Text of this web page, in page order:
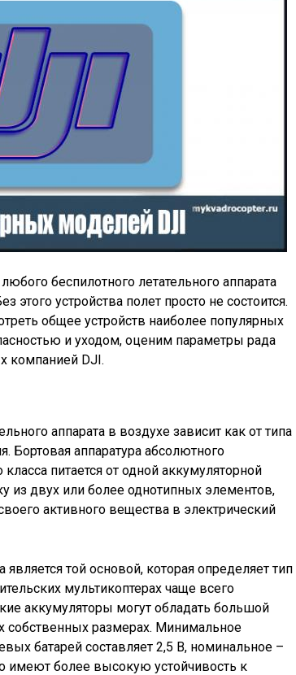
беспилотного летательного аппарата
этого устройства полет просто не состоится.
общее устройств наиболее популярных
и уходом, оценим параметры рада
компанией DJI.
аппарата в воздухе зависит как от типа
Бортовая аппаратура абсолютного
питается от одной аккумуляторной
из двух или более однотипных элементов,
активного вещества в электрический
той основой, которая определяет тип
мультикоптерах чаще всего
аккумуляторы могут обладать большой
собственных размерах. Минимальное
батарей составляет 2,5 В, номинальное –
имеют более высокую устойчивость к